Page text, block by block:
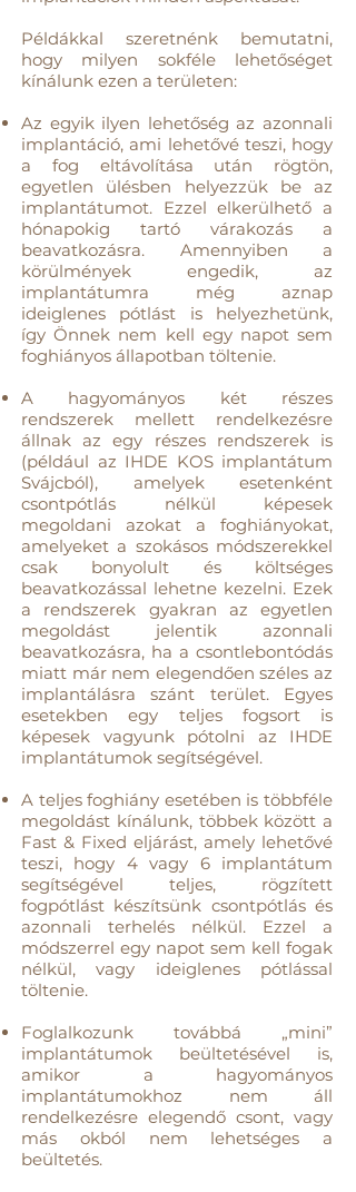
Példákkal szeretnénk bemutatni,
hogy milyen sokféle lehetőséget
kínálunk ezen a területen:
Az egyik ilyen lehetőség az azonnali
implantáció, ami lehetővé teszi, hogy
a fog eltávolítása után rögtön,
egyetlen ülésben helyezzük be az
implantátumot. Ezzel elkerülhető a
hónapokig tartó várakozás a
beavatkozásra. Amennyiben a
körülmények engedik, az
implantátumra még aznap
ideiglenes pótlást is helyezhetünk,
így Önnek nem kell egy napot sem
foghiányos állapotban töltenie.
A hagyományos két részes
rendszerek mellett rendelkezésre
állnak az egy részes rendszerek is
(például az IHDE KOS implantátum
Svájcból), amelyek esetenként
csontpótlás nélkül képesek
megoldani azokat a foghiányokat,
amelyeket a szokásos módszerekkel
csak bonyolult és költséges
beavatkozással lehetne kezelni. Ezek
a rendszerek gyakran az egyetlen
megoldást jelentik azonnali
beavatkozásra, ha a csontlebontódás
miatt már nem elegendően széles az
implantálásra szánt terület. Egyes
esetekben egy teljes fogsort is
képesek vagyunk pótolni az IHDE
implantátumok segítségével.
A teljes foghiány esetében is többféle
megoldást kínálunk, többek között a
Fast & Fixed eljárást, amely lehetővé
teszi, hogy 4 vagy 6 implantátum
segítségével teljes, rögzített
fogpótlást készítsünk csontpótlás és
azonnali terhelés nélkül. Ezzel a
módszerrel egy napot sem kell fogak
nélkül, vagy ideiglenes pótlással
töltenie.
Foglalkozunk továbbá „mini”
implantátumok beültetésével is,
amikor a hagyományos
implantátumokhoz nem áll
rendelkezésre elegendő csont, vagy
más okból nem lehetséges a
beültetés.